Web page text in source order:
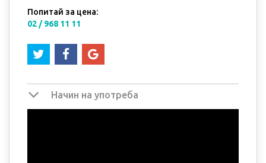
Попитай за цена:
02 / 968 11 11
Начин на употреба